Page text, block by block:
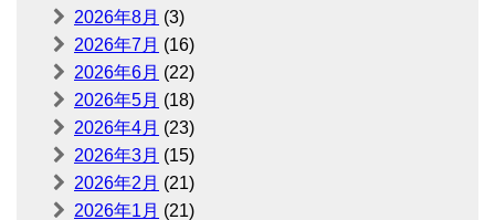
2026年8月 (3)
2026年7月 (16)
2026年6月 (22)
2026年5月 (18)
2026年4月 (23)
2026年3月 (15)
2026年2月 (21)
2026年1月 (21)